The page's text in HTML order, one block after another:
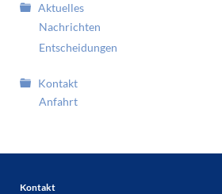
Aktuelles
Nachrichten
Entscheidungen
Kontakt
Anfahrt
Kontakt